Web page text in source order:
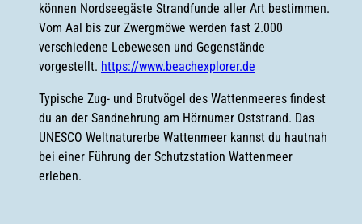
können Nordseegäste Strandfunde aller Art bestimmen.
Vom Aal bis zur Zwergmöwe werden fast 2.000
verschiedene Lebewesen und Gegenstände
vorgestellt. https://www.beachexplorer.de
Typische Zug- und Brutvögel des Wattenmeeres findest
du an der Sandnehrung am Hörnumer Oststrand. Das
UNESCO Weltnaturerbe Wattenmeer kannst du hautnah
bei einer Führung der Schutzstation Wattenmeer
erleben.